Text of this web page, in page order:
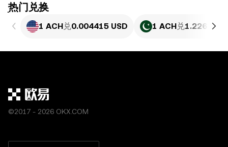
ִִִִִִִִִִִִִִִִִִִִִִִִִִִִִִִִִִִִִִִִִִִִִִִִ热门兑换
1 ACH兑0.004415 USD 1 ACH兑1.226 PKR
©2017 - 2026 OKX.COM